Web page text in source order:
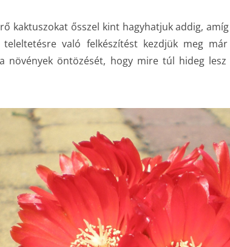
kaktuszokat ősszel kint hagyhatjuk addig,
való felkészítést kezdjük meg
növények öntözését, hogy mire túl hideg